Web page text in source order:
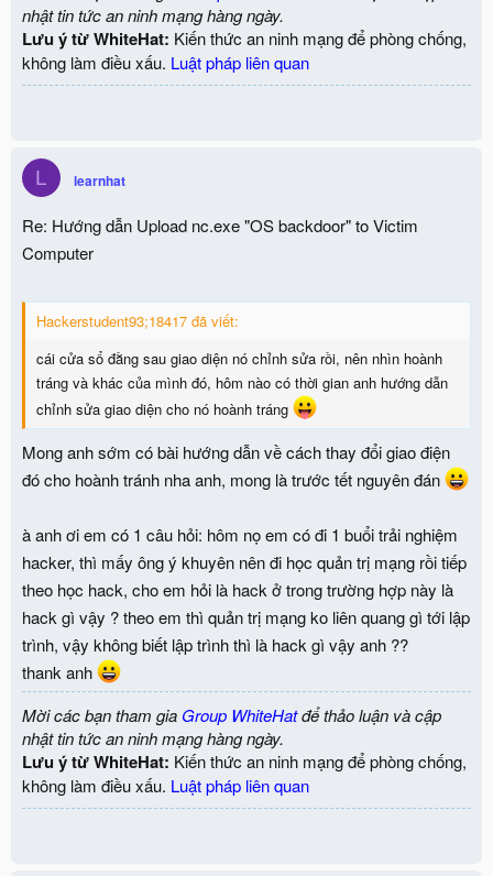
nhật tin tức an ninh mạng hàng ngày.
Lưu ý từ WhiteHat: Kiến thức an ninh mạng để phòng chống,
không làm điều xấu. Luật pháp liên quan
L learnhat
Re: Hướng dẫn Upload nc.exe "OS backdoor" to Victim
Computer
Hackerstudent93;18417 đã viết:
cái cửa sổ đằng sau giao diện nó chỉnh sửa rồi, nên nhìn hoành
tráng và khác của mình đó, hôm nào có thời gian anh hướng dẫn
chỉnh sửa giao diện cho nó hoành tráng
Mong anh sớm có bài hướng dẫn về cách thay đổi giao điện
đó cho hoành tránh nha anh, mong là trước tết nguyên đán
à anh ơi em có 1 câu hỏi: hôm nọ em có đi 1 buổi trải nghiệm
hacker, thì mấy ông ý khuyên nên đi học quản trị mạng rồi tiếp
theo học hack, cho em hỏi là hack ở trong trường hợp này là
hack gì vậy ? theo em thì quản trị mạng ko liên quang gì tới lập
trình, vậy không biết lập trình thì là hack gì vậy anh ??
thank anh
Mời các bạn tham gia Group WhiteHatđể thảo luận và cập
nhật tin tức an ninh mạng hàng ngày.
Lưu ý từ WhiteHat: Kiến thức an ninh mạng để phòng chống,
không làm điều xấu. Luật pháp liên quan